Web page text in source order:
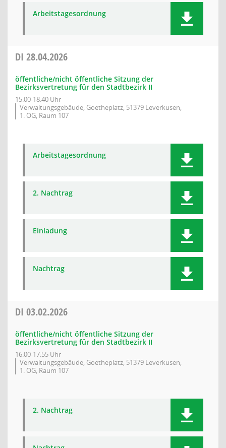
Arbeitstagesordnung
DI 28.04.2026
öffentliche/nicht öffentliche Sitzung der
Bezirksvertretung für den Stadtbezirk II
15:00-18:40 Uhr
Verwaltungsgebäude, Goetheplatz, 51379 Leverkusen,
1. OG, Raum 107
Arbeitstagesordnung
2. Nachtrag
Einladung
Nachtrag
DI 03.02.2026
öffentliche/nicht öffentliche Sitzung der
Bezirksvertretung für den Stadtbezirk II
16:00-17:55 Uhr
Verwaltungsgebäude, Goetheplatz, 51379 Leverkusen,
1. OG, Raum 107
2. Nachtrag